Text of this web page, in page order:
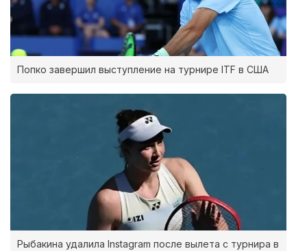
Попко завершил выступление на турнире ITF в США
Рыбакина удалила Instagram после вылета с турнира в